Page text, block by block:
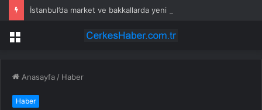
Menü
Anasayfa / Haber
Haber